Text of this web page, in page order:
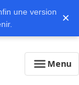
une version
×
Menu